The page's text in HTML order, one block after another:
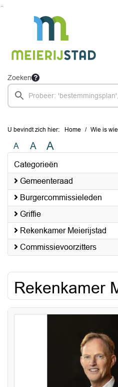
Zoeken
U bevindt zich hier: Home Wie is wie
A A A
Categorieën
Gemeenteraad
Burgercommissieleden
Griffie
Rekenkamer Meierijstad
Commissievoorzitters
Rekenkamer